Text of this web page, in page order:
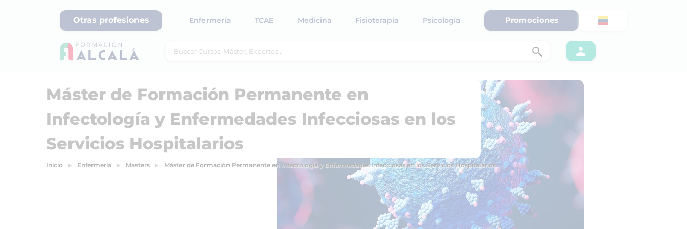
Otras profesiones Enfermería TCAE Medicina Fisioterapia Psicología Promociones
Máster de Formación Permanente en
Infectología y Enfermedades Infecciosas en los
Servicios Hospitalarios
Inicio Enfermería Masters Máster de Formación Permanente en Infectología y Enfermedades Infecciosas en los Servicios Hospitalarios